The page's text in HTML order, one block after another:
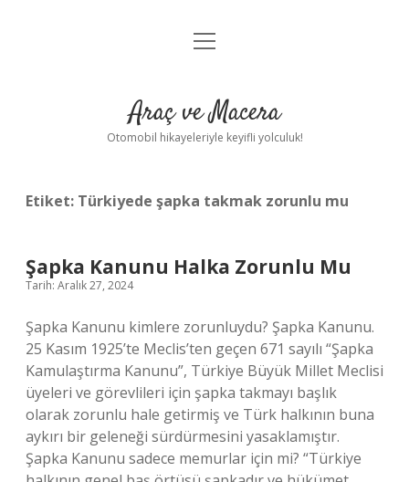
Anasayfa
Yasal Uyarı
menüyü
Araç ve Macera
Otomobil hikayeleriyle keyifli yolculuk!
Etiket: Türkiyede şapka takmak zorunlu mu
Şapka Kanunu Halka Zorunlu Mu
Tarih: Aralık 27, 2024
Şapka Kanunu kimlere zorunluydu? Şapka Kanunu.
25 Kasım 1925’te Meclis’ten geçen 671 sayılı “Şapka
Kamulaştırma Kanunu”, Türkiye Büyük Millet Meclisi
üyeleri ve görevlileri için şapka takmayı başlık
olarak zorunlu hale getirmiş ve Türk halkının buna
aykırı bir geleneği sürdürmesini yasaklamıştır.
Şapka Kanunu sadece memurlar için mi? “Türkiye